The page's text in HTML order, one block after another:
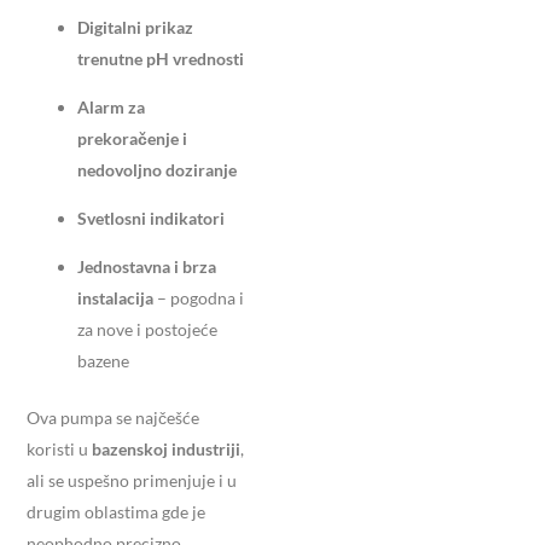
Digitalni prikaz
trenutne pH vrednosti
Alarm za
prekoračenje i
nedovoljno doziranje
Svetlosni indikatori
Jednostavna i brza
instalacija – pogodna i
za nove i postojeće
bazene
Ova pumpa se najčešće
koristi u bazenskoj industriji,
ali se uspešno primenjuje i u
drugim oblastima gde je